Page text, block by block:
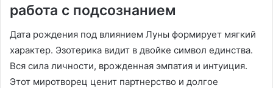
работа с подсознанием
Дата рождения под влиянием Луны формирует мягкий
характер. Эзотерика видит в двойке символ единства.
Вся сила личности, врожденная эмпатия и интуиция.
Этот миротворец ценит партнерство и долгое